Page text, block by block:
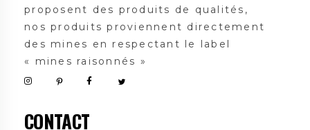
proposent des produits de qualités,
nos produits proviennent directement
des mines en respectant le label
« mines raisonnés »
CONTACT